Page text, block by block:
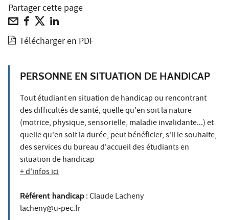
Partager cette page
Télécharger en PDF
PERSONNE EN SITUATION DE HANDICAP
Tout étudiant en situation de handicap ou rencontrant
des difficultés de santé, quelle qu'en soit la nature
(motrice, physique, sensorielle, maladie invalidante...) et
quelle qu'en soit la durée, peut bénéficier, s'il le souhaite,
des services du bureau d'accueil des étudiants en
situation de handicap
+ d'infos ici
Référent handicap : Claude Lacheny
lacheny@u-pec.fr